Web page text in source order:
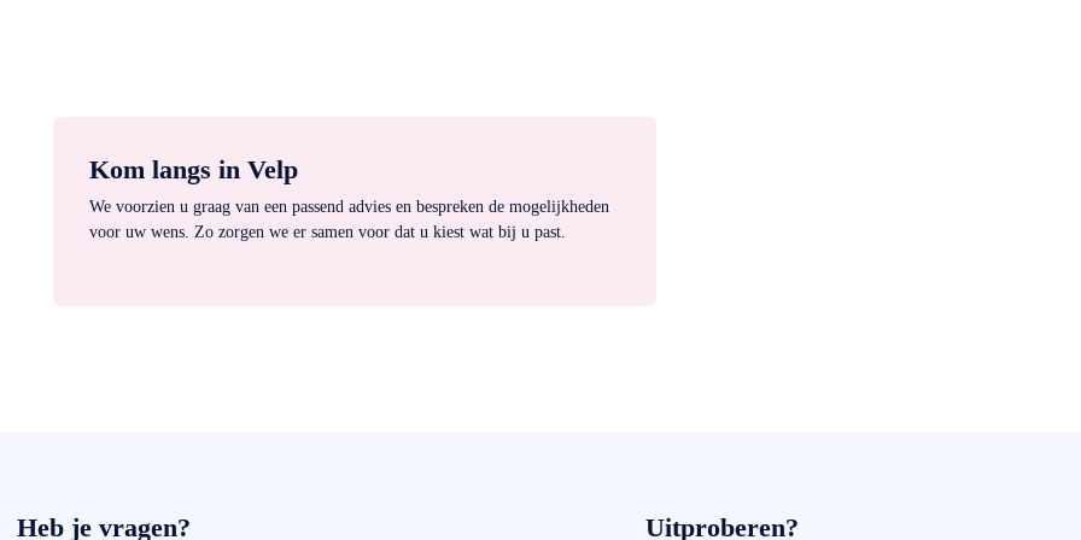
Kom langs in Velp
We voorzien u graag van een passend advies en bespreken de mogelijkheden
voor uw wens. Zo zorgen we er samen voor dat u kiest wat bij u past.
Heb je vragen? Uitproberen?